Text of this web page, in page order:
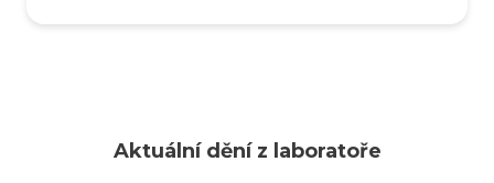
Aktuální dění z laboratoře